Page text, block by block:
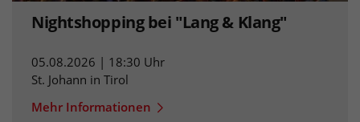
Nightshopping bei "Lang & Klang"
05.08.2026 | 18:30 Uhr
St. Johann in Tirol
Mehr Informationen